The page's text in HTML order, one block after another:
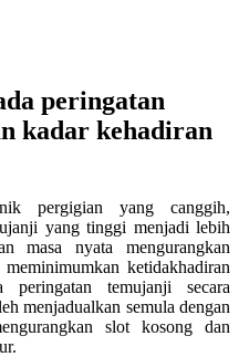
peringatan
kadar kehadiran
pergigian yang canggih,
yang tinggi menjadi lebih
masa nyata mengurangkan
ketidakhadiran
peringatan temujanji secara
menjadualkan semula dengan
slot kosong dan